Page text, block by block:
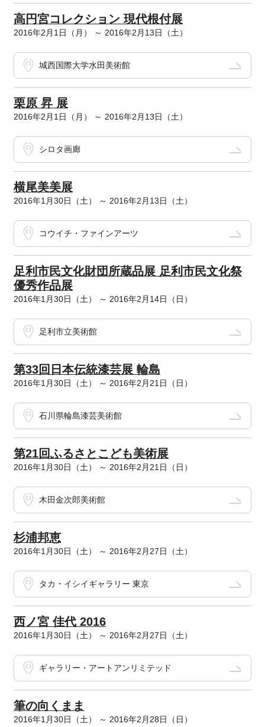
高円宮コレクション 現代根付展
2016年2月1日（月） ～ 2016年2月13日（土）
城西国際大学水田美術館
栗原 昇 展
2016年2月1日（月） ～ 2016年2月13日（土）
シロタ画廊
横尾美美展
2016年1月30日（土） ～ 2016年2月13日（土）
コウイチ・ファインアーツ
足利市民文化財団所蔵品展 足利市民文化祭
優秀作品展
2016年1月30日（土） ～ 2016年2月14日（日）
足利市立美術館
第33回日本伝統漆芸展 輪島
2016年1月30日（土） ～ 2016年2月21日（日）
石川県輪島漆芸美術館
第21回ふるさとこども美術展
2016年1月30日（土） ～ 2016年2月21日（日）
木田金次郎美術館
杉浦邦恵
2016年1月30日（土） ～ 2016年2月27日（土）
タカ・イシイギャラリー 東京
西ノ宮 佳代 2016
2016年1月30日（土） ～ 2016年2月27日（土）
ギャラリー・アートアンリミテッド
筆の向くまま
2016年1月30日（土） ～ 2016年2月28日（日）